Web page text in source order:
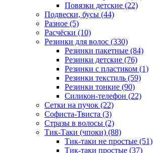
Повязки детские (22)
Подвески, бусы (44)
Разное (5)
Расчёски (10)
Резинки для волос (330)
Резинки пакетные (84)
Резинки детские (76)
Резинки с пластиком (1)
Резинки текстиль (59)
Резинки тонкие (90)
Силикон-телефон (22)
Сетки на пучок (22)
Софиста-Твиста (3)
Стразы в волосы (2)
Тик-Таки (чпоки) (88)
Тик-таки не простые (51)
Тик-таки простые (37)